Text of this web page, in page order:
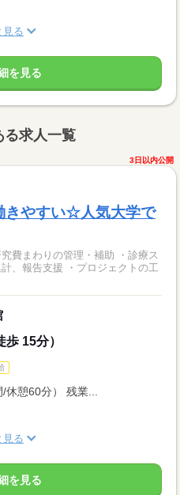
見る
を見る
る求人一覧
3日以内公開
きやすい☆人気大学で
、報告支援 ・プロジェクトの工
15分）
憩60分） 残業...
見る
を見る